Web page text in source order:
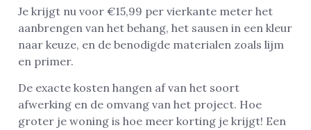
Je krijgt nu voor €15,99 per vierkante meter het
aanbrengen van het behang, het sausen in een kleur
naar keuze, en de benodigde materialen zoals lijm
en primer.
De exacte kosten hangen af van het soort
afwerking en de omvang van het project. Hoe
groter je woning is hoe meer korting je krijgt! Een